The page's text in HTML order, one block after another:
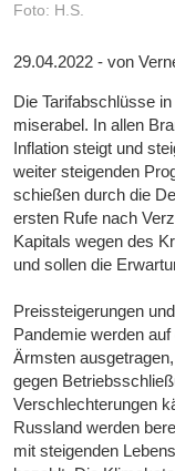
Foto: H.S.
29.04.2022 - von
Die Tarifabschlüsse
miserabel. In allen
Inflation steigt und
weiter steigenden
schießen durch die
ersten Rufe nach
Kapitals wegen des
und sollen die
Preissteigerungen
Pandemie werden
Ärmsten
gegen
Verschlechterungen
Russland werden
mit steigenden